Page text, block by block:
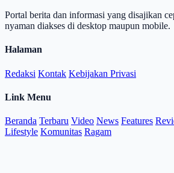
Portal berita dan informasi yang disajikan
nyaman diakses di desktop maupun mobile.
Halaman
Redaksi Kontak Kebijakan Privasi
Link Menu
Beranda Terbaru Video News Features
Lifestyle Komunitas Ragam